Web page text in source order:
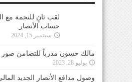
لقب ثانٍ للنجمة مع
حساب الأنصار
سبتمبر 15, 2024
مالك حسون مدرباً للتضامن صور
يوليو 28, 2023
وصول مدافع الأنصار الجديد